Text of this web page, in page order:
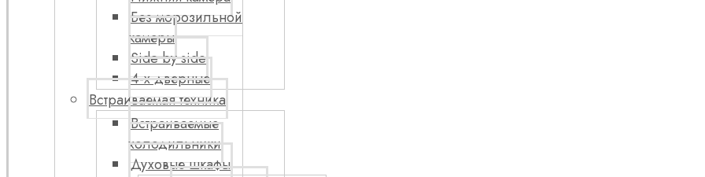
Без морозильной
камеры
Side by side
4-х дверные
Встраиваемая техника
Встраиваемые
холодильники
Духовые шкафы